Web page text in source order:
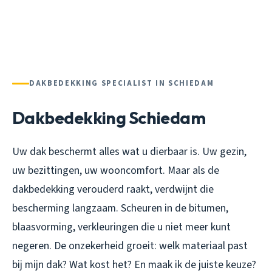
DAKBEDEKKING SPECIALIST IN SCHIEDAM
Dakbedekking Schiedam
Uw dak beschermt alles wat u dierbaar is. Uw gezin,
uw bezittingen, uw wooncomfort. Maar als de
dakbedekking verouderd raakt, verdwijnt die
bescherming langzaam. Scheuren in de bitumen,
blaasvorming, verkleuringen die u niet meer kunt
negeren. De onzekerheid groeit: welk materiaal past
bij mijn dak? Wat kost het? En maak ik de juiste keuze?